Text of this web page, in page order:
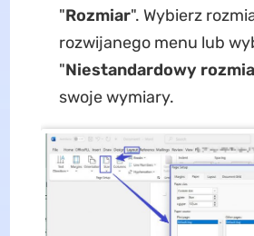
"Rozmiar". Wybierz
rozwijanego menu lub
"Niestandardowy
swoje wymiary.